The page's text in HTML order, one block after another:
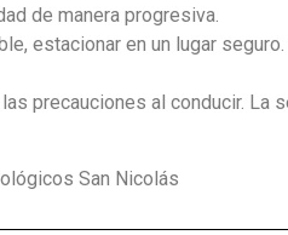
de manera progresiva.
estacionar en un lugar
precauciones al conducir. La
San Nicolás